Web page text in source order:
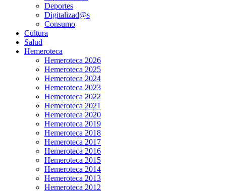
Deportes
Digitalizad@s
Consumo
Cultura
Salud
Hemeroteca
Hemeroteca 2026
Hemeroteca 2025
Hemeroteca 2024
Hemeroteca 2023
Hemeroteca 2022
Hemeroteca 2021
Hemeroteca 2020
Hemeroteca 2019
Hemeroteca 2018
Hemeroteca 2017
Hemeroteca 2016
Hemeroteca 2015
Hemeroteca 2014
Hemeroteca 2013
Hemeroteca 2012